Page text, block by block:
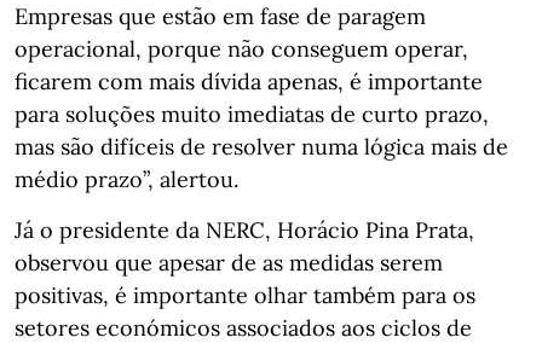
Empresas que estão em fase de paragem
operacional, porque não conseguem operar,
ficarem com mais dívida apenas, é importante
para soluções muito imediatas de curto prazo,
mas são difíceis de resolver numa lógica mais de
médio prazo”, alertou.
Já o presidente da NERC, Horácio Pina Prata,
observou que apesar de as medidas serem
positivas, é importante olhar também para os
setores económicos associados aos ciclos de